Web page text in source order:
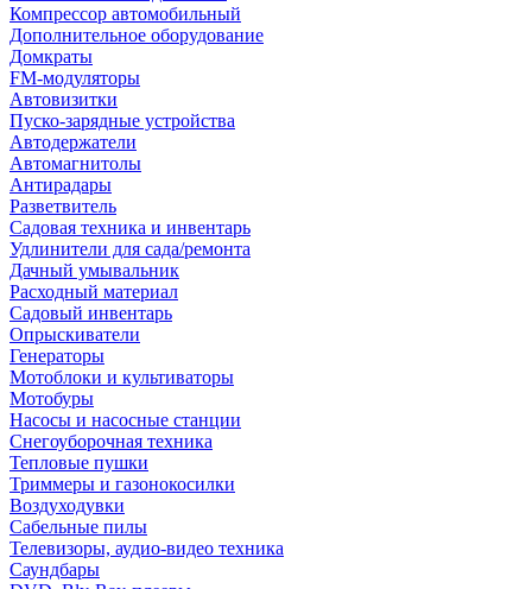
Компрессор автомобильный
Дополнительное оборудование
Домкраты
FM-модуляторы
Автовизитки
Пуско-зарядные устройства
Автодержатели
Автомагнитолы
Антирадары
Разветвитель
Садовая техника и инвентарь
Удлинители для сада/ремонта
Дачный умывальник
Расходный материал
Садовый инвентарь
Опрыскиватели
Генераторы
Мотоблоки и культиваторы
Мотобуры
Насосы и насосные станции
Снегоуборочная техника
Тепловые пушки
Триммеры и газонокосилки
Воздуходувки
Сабельные пилы
Телевизоры, аудио-видео техника
Саундбары